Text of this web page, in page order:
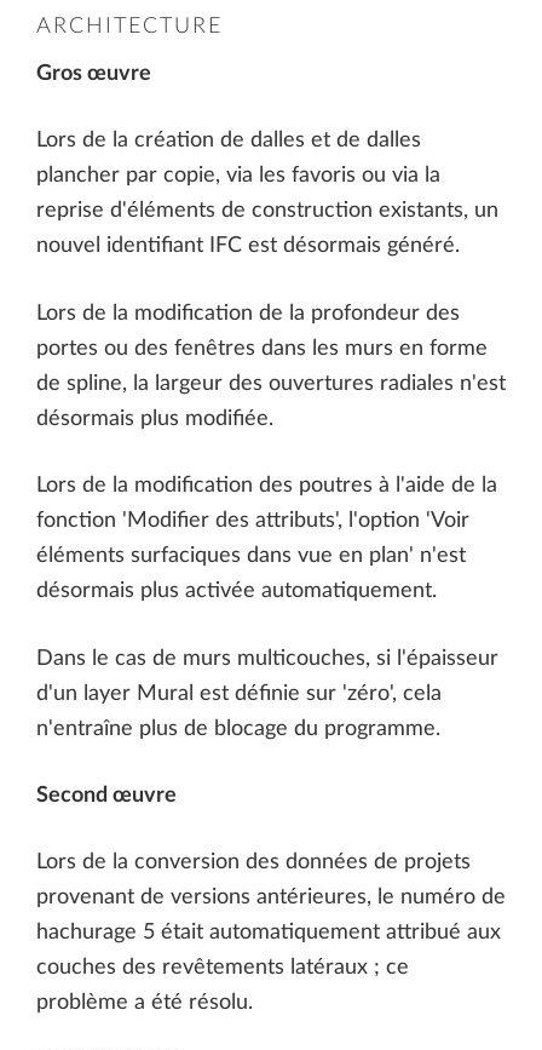
ARCHITECTURE
Gros œuvre
Lors de la création de dalles et de dalles
plancher par copie, via les favoris ou via la
reprise d'éléments de construction existants, un
nouvel identifiant IFC est désormais généré.
Lors de la modification de la profondeur des
portes ou des fenêtres dans les murs en forme
de spline, la largeur des ouvertures radiales n'est
désormais plus modifiée.
Lors de la modification des poutres à l'aide de la
fonction 'Modifier des attributs', l'option 'Voir
éléments surfaciques dans vue en plan' n'est
désormais plus activée automatiquement.
Dans le cas de murs multicouches, si l'épaisseur
d'un layer Mural est définie sur 'zéro', cela
n'entraîne plus de blocage du programme.
Second œuvre
Lors de la conversion des données de projets
provenant de versions antérieures, le numéro de
hachurage 5 était automatiquement attribué aux
couches des revêtements latéraux ; ce
problème a été résolu.